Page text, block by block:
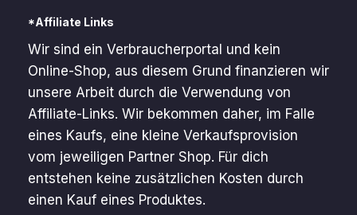
*Affiliate Links
Wir sind ein Verbraucherportal und kein
Online-Shop, aus diesem Grund finanzieren wir
unsere Arbeit durch die Verwendung von
Affiliate-Links. Wir bekommen daher, im Falle
eines Kaufs, eine kleine Verkaufsprovision
vom jeweiligen Partner Shop. Für dich
entstehen keine zusätzlichen Kosten durch
einen Kauf eines Produktes.